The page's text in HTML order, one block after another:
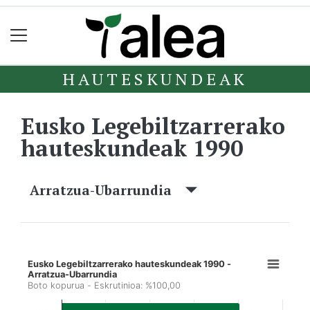
HAUTESKUNDEAK
Eusko Legebiltzarrerako
hauteskundeak 1990
Arratzua-Ubarrundia
Eusko Legebiltzarrerako hauteskundeak 1990 -
Arratzua-Ubarrundia
Boto kopurua - Eskrutinioa: %100,00